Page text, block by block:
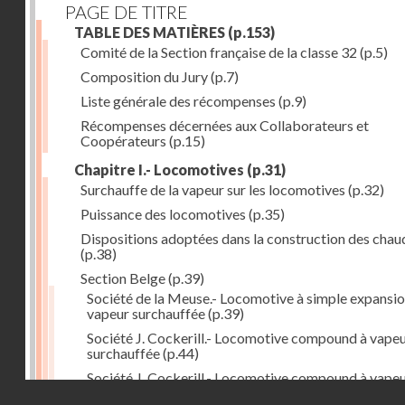
PAGE DE TITRE
TABLE DES MATIÈRES (p.153)
Comité de la Section française de la classe 32 (p.5)
Composition du Jury(p.7)
Liste générale des récompenses (p.9)
Récompenses décernées aux Collaborateurs et
Coopérateurs (p.15)
Chapitre I.- Locomotives (p.31)
Surchauffe de la vapeur sur les locomotives (p.32)
Puissance des locomotives (p.35)
Dispositions adoptées dans la construction des
(p.38)
Section Belge(p.39)
Société de la Meuse.- Locomotive à simple
vapeur surchauffée(p.39)
Société J. Cockerill.- Locomotive compound à
surchauffée(p.44)
Société J. Cockerill.- Locomotive compound à